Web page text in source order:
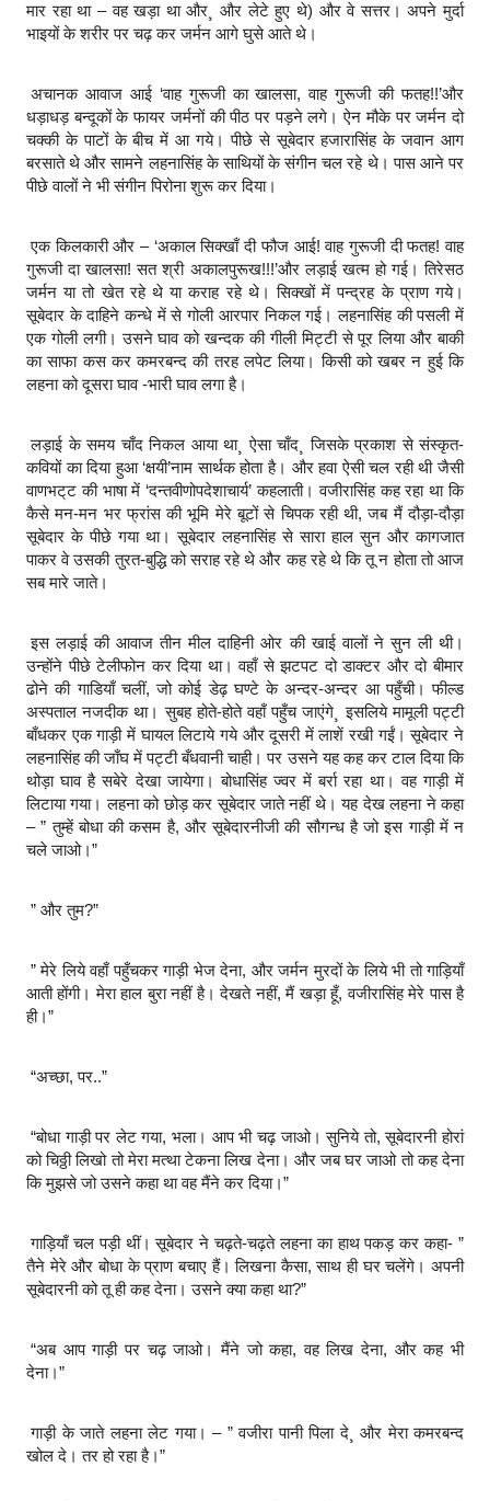
मार रहा था – वह खड़ा था और¸ और लेटे हुए थे) और वे सत्तर। अपने मुर्दा
भाइयों के शरीर पर चढ़ कर जर्मन आगे घुसे आते थे।
अचानक आवाज आई ‘वाह गुरूजी का खालसा, वाह गुरूजी की फतह!!’और
धड़ाधड़ बन्दूकों के फायर जर्मनों की पीठ पर पड़ने लगे। ऐन मौके पर जर्मन दो
चक्की के पाटों के बीच में आ गये। पीछे से सूबेदार हजारासिंह के जवान आग
बरसाते थे और सामने लहनासिंह के साथियों के संगीन चल रहे थे। पास आने पर
पीछे वालों ने भी संगीन पिरोना शुरू कर दिया।
एक किलकारी और – ‘अकाल सिक्खाँ दी फौज आई! वाह गुरूजी दी फतह! वाह
गुरूजी दा खालसा! सत श्री अकालपुरूख!!!’और लड़ाई खत्म हो गई। तिरेसठ
जर्मन या तो खेत रहे थे या कराह रहे थे। सिक्खों में पन्द्रह के प्राण गये।
सूबेदार के दाहिने कन्धे में से गोली आरपार निकल गई। लहनासिंह की पसली में
एक गोली लगी। उसने घाव को खन्दक की गीली मिट्टी से पूर लिया और बाकी
का साफा कस कर कमरबन्द की तरह लपेट लिया। किसी को खबर न हुई कि
लहना को दूसरा घाव -भारी घाव लगा है।
लड़ाई के समय चाँद निकल आया था¸ ऐसा चाँद¸ जिसके प्रकाश से संस्कृत-
कवियों का दिया हुआ ‘क्षयी’नाम सार्थक होता है। और हवा ऐसी चल रही थी जैसी
वाणभट्‌ट की भाषा में ‘दन्तवीणोपदेशाचार्य’ कहलाती। वजीरासिंह कह रहा था कि
कैसे मन-मन भर फ्रांस की भूमि मेरे बूटों से चिपक रही थी, जब मैं दौड़ा-दौड़ा
सूबेदार के पीछे गया था। सूबेदार लहनासिंह से सारा हाल सुन और कागजात
पाकर वे उसकी तुरत-बुद्धि को सराह रहे थे और कह रहे थे कि तू न होता तो आज
सब मारे जाते।
इस लड़ाई की आवाज तीन मील दाहिनी ओर की खाई वालों ने सुन ली थी।
उन्होंने पीछे टेलीफोन कर दिया था। वहाँ से झटपट दो डाक्टर और दो बीमार
ढोने की गाडियाँ चलीं, जो कोई डेढ़ घण्टे के अन्दर-अन्दर आ पहुँची। फील्ड
अस्पताल नजदीक था। सुबह होते-होते वहाँ पहुँच जाएंगे¸ इसलिये मामूली पट्टी
बाँधकर एक गाड़ी में घायल लिटाये गये और दूसरी में लाशें रखी गईं। सूबेदार ने
लहनासिंह की जाँघ में पट्टी बँधवानी चाही। पर उसने यह कह कर टाल दिया कि
थोड़ा घाव है सबेरे देखा जायेगा। बोधासिंह ज्वर में बर्रा रहा था। वह गाड़ी में
लिटाया गया। लहना को छोड़ कर सूबेदार जाते नहीं थे। यह देख लहना ने कहा
– ” तुम्हें बोधा की कसम है, और सूबेदारनीजी की सौगन्ध है जो इस गाड़ी में न
चले जाओ।”
” और तुम?”
” मेरे लिये वहाँ पहुँचकर गाड़ी भेज देना, और जर्मन मुरदों के लिये भी तो गाड़ियाँ
आती होंगी। मेरा हाल बुरा नहीं है। देखते नहीं, मैं खड़ा हूँ, वजीरासिंह मेरे पास है
ही।”
“अच्छा, पर..”
“बोधा गाड़ी पर लेट गया, भला। आप भी चढ़ जाओ। सुनिये तो, सूबेदारनी होरां
को चिठ्ठी लिखो तो मेरा मत्था टेकना लिख देना। और जब घर जाओ तो कह देना
कि मुझसे जो उसने कहा था वह मैंने कर दिया।”
गाड़ियाँ चल पड़ी थीं। सूबेदार ने चढ़ते-चढ़ते लहना का हाथ पकड़ कर कहा- ”
तैने मेरे और बोधा के प्राण बचाए हैं। लिखना कैसा, साथ ही घर चलेंगे। अपनी
सूबेदारनी को तू ही कह देना। उसने क्या कहा था?”
“अब आप गाड़ी पर चढ़ जाओ। मैंने जो कहा, वह लिख देना, और कह भी
देना।”
गाड़ी के जाते लहना लेट गया। – ” वजीरा पानी पिला दे¸ और मेरा कमरबन्द
खोल दे। तर हो रहा है।”